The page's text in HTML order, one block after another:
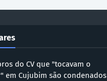
do CV que "tocavam o
em Cujubim são condenados